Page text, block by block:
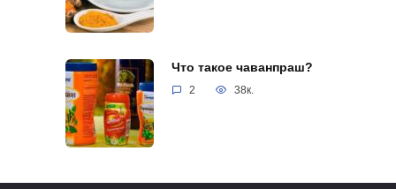
Что такое чаванпраш?
2 38к.